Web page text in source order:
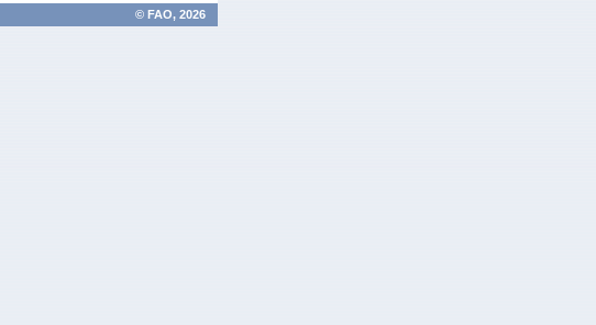
© FAO, 2026